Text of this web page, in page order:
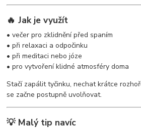
🔥 Jak je využít
• večer pro zklidnění před spaním
• při relaxaci a odpočinku
• při meditaci nebo józe
• pro vytvoření klidné atmosféry doma
Stačí zapálit tyčinku, nechat krátce
se začne postupně uvolňovat.
💡 Malý tip navíc